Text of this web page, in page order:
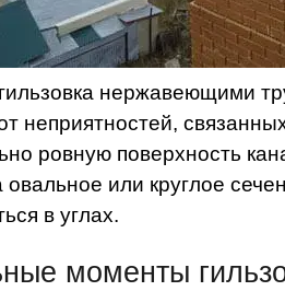
нержавеющими
неприятностей,
ровную поверхность
или круглое
в углах.
моменты